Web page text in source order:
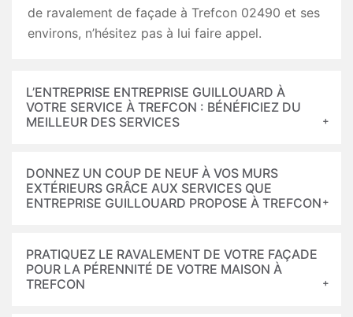
de ravalement de façade à Trefcon 02490 et ses
environs, n’hésitez pas à lui faire appel.
L’ENTREPRISE ENTREPRISE GUILLOUARD À
VOTRE SERVICE À TREFCON : BÉNÉFICIEZ DU
MEILLEUR DES SERVICES
DONNEZ UN COUP DE NEUF À VOS MURS
EXTÉRIEURS GRÂCE AUX SERVICES QUE
ENTREPRISE GUILLOUARD PROPOSE À TREFCON
PRATIQUEZ LE RAVALEMENT DE VOTRE FAÇADE
POUR LA PÉRENNITÉ DE VOTRE MAISON À
TREFCON